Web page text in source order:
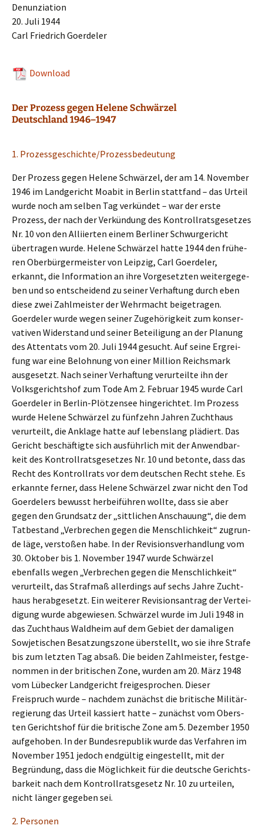
Denunziation
20. Juli 1944
Carl Fried­rich Goerdeler
Download
Der Prozess gegen Helene Schwärzel
Deutschland 1946–1947
1. Prozessgeschichte/Prozessbedeutung
Der Prozess gegen Helene Schwär­zel, der am 14. Novem­ber
1946 im Landge­richt Moabit in Berlin statt­fand – das Urteil
wurde noch am selben Tag verkün­det – war der erste
Prozess, der nach der Verkün­dung des Kontroll­rats­ge­set­zes
Nr. 10 von den Alliier­ten einem Berli­ner Schwur­ge­richt
übertra­gen wurde. Helene Schwär­zel hatte 1944 den frühe­
ren Oberbür­ger­meis­ter von Leipzig, Carl Goerde­ler,
erkannt, die Infor­ma­ti­on an ihre Vorge­setz­ten weiter­ge­ge­
ben und so entschei­dend zu seiner Verhaf­tung durch eben
diese zwei Zahlmeis­ter der Wehrmacht beigetra­gen.
Goerde­ler wurde wegen seiner Zugehö­rig­keit zum konser­
va­ti­ven Wider­stand und seiner Betei­li­gung an der Planung
des Atten­tats vom 20. Juli 1944 gesucht. Auf seine Ergrei­
fung war eine Beloh­nung von einer Milli­on Reichs­mark
ausge­setzt. Nach seiner Verhaf­tung verur­teil­te ihn der
Volks­ge­richts­hof zum Tode Am 2. Febru­ar 1945 wurde Carl
Goerde­ler in Berlin-Plötzen­see hinge­rich­tet. Im Prozess
wurde Helene Schwär­zel zu fünfzehn Jahren Zucht­haus
verur­teilt, die Ankla­ge hatte auf lebens­lang plädiert. Das
Gericht beschäf­tig­te sich ausführ­lich mit der Anwend­bar­
keit des Kontroll­rats­ge­set­zes Nr. 10 und beton­te, dass das
Recht des Kontroll­rats vor dem deutschen Recht stehe. Es
erkann­te ferner, dass Helene Schwär­zel zwar nicht den Tod
Goerde­lers bewusst herbei­füh­ren wollte, dass sie aber
gegen den Grund­satz der „sittli­chen Anschau­ung“, die dem
Tatbe­stand „Verbre­chen gegen die Mensch­lich­keit“ zugrun­
de läge, versto­ßen habe. In der Revisi­ons­ver­hand­lung vom
30. Oktober bis 1. Novem­ber 1947 wurde Schwär­zel
ebenfalls wegen „Verbre­chen gegen die Mensch­lich­keit“
verur­teilt, das Straf­maß aller­dings auf sechs Jahre Zucht­
haus herab­ge­setzt. Ein weite­rer Revisi­ons­an­trag der Vertei­
di­gung wurde abgewie­sen. Schwär­zel wurde im Juli 1948 in
das Zucht­haus Waldheim auf dem Gebiet der damali­gen
Sowje­ti­schen Besat­zungs­zo­ne überstellt, wo sie ihre Strafe
bis zum letzten Tag absaß. Die beiden Zahlmeis­ter, festge­
nom­men in der briti­schen Zone, wurden am 20. März 1948
vom Lübecker Landge­richt freige­spro­chen. Dieser
Freispruch wurde – nachdem zunächst die briti­sche Militär­
re­gie­rung das Urteil kassiert hatte – zunächst vom Obers­
ten Gerichts­hof für die briti­sche Zone am 5. Dezem­ber 1950
aufge­ho­ben. In der Bundes­re­pu­blik wurde das Verfah­ren im
Novem­ber 1951 jedoch endgül­tig einge­stellt, mit der
Begrün­dung, dass die Möglich­keit für die deutsche Gerichts­
bar­keit nach dem Kontroll­rats­ge­setz Nr. 10 zu urtei­len,
nicht länger gegeben sei.
2. Perso­nen